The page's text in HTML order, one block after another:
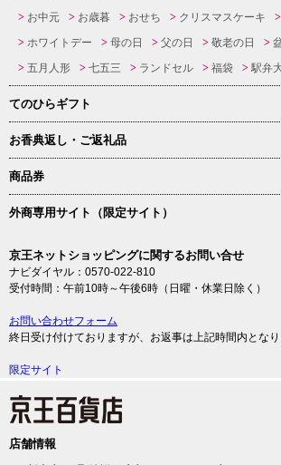
お中元 お歳暮 おせち クリスマスケーキ
ホワイトデー
母の日 父の日 敬老の日
五月人形
七五三 ランドセル 福袋 駅弁
てのひらギフト
お香典返し・ご返礼品
商品券
外商専用サイト（限定サイト）
京王ネットショッピングに関するお問い合せ
ナビダイヤル：0570-022-810
受付時間：午前10時～午後6時（日曜・休業日除く）
お問い合わせフォーム
終日受け付けておりますが、お返事は上記時間内となり
限定サイト
店舗情報